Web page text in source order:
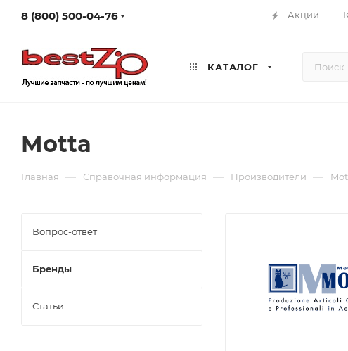
8 (800) 500-04-76 Акции
КАТАЛОГ
Motta
Главная — Справочная информация — Производители —
Вопрос-ответ
Бренды
Статьи